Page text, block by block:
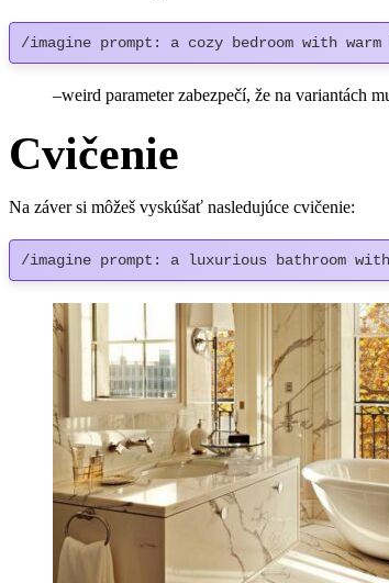
/imagine prompt: a cozy bedroom with
–weird parameter zabezpečí, že na variantách
Cvičenie
Na záver si môžeš vyskúšať nasledujúce cvičenie:
/imagine prompt: a luxurious bathroom